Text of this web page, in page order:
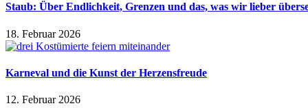
Staub: Über Endlichkeit, Grenzen und das, was wir lieber
18. Februar 2026
Karneval und die Kunst der Herzensfreude
12. Februar 2026